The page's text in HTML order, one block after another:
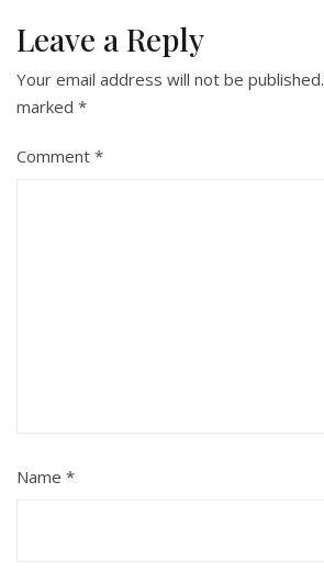
Leave a Reply
Your email address will not be published.
marked *
Comment *
Name *